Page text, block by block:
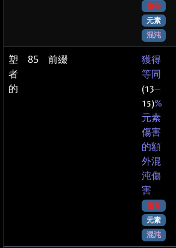
傷害
元素
混沌
塑
者
的
85 前綴
獲得
等同
(13—
15)%
元素
傷害
的額
外混
沌傷
害
傷害
元素
混沌